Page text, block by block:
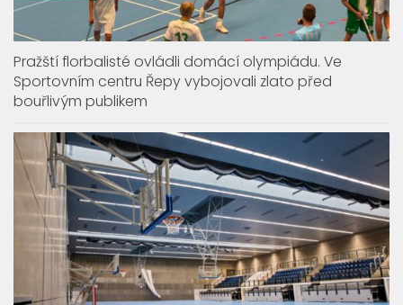
Pražští florbalisté ovládli domácí olympiádu. Ve
Sportovním centru Řepy vybojovali zlato před
bouřlivým publikem